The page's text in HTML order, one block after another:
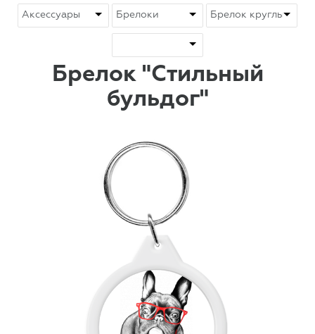
Брелок "Стильный
бульдог"